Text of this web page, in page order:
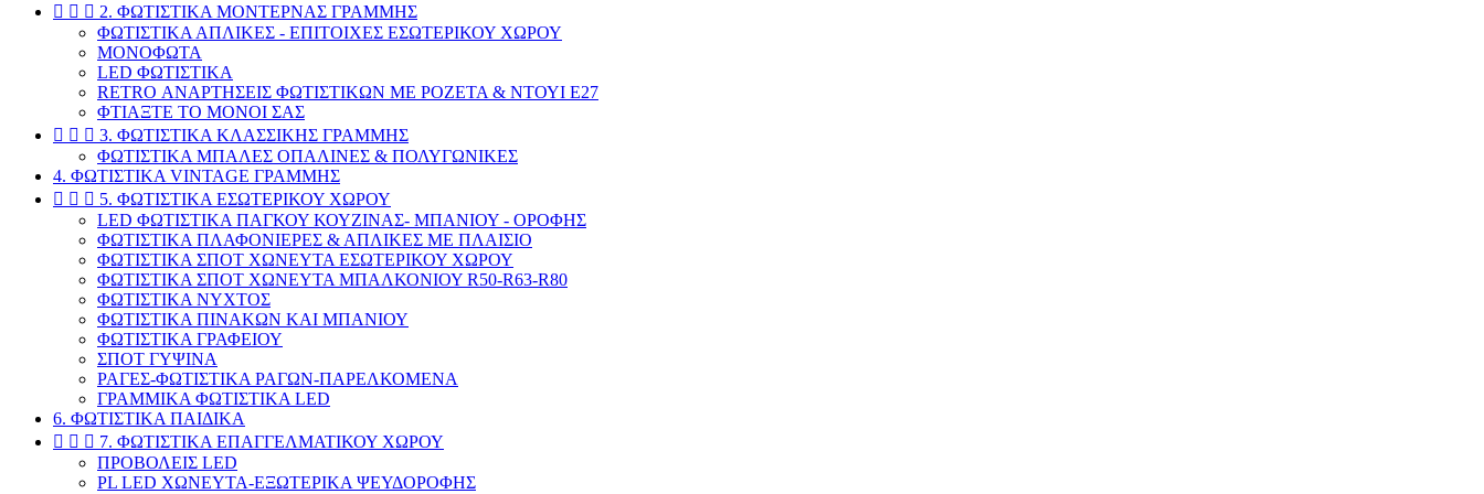
   2. ΦΩΤΙΣΤΙΚΑ ΜΟΝΤΕΡΝΑΣ ΓΡΑΜΜΗΣ
ΦΩΤΙΣΤΙΚΑ ΑΠΛΙΚΕΣ - ΕΠΙΤΟΙΧΕΣ ΕΣΩΤΕΡΙΚΟΥ ΧΩΡΟΥ
ΜΟΝΟΦΩΤΑ
LED ΦΩΤΙΣΤΙΚΑ
RETRO ΑΝΑΡΤΗΣΕΙΣ ΦΩΤΙΣΤΙΚΩΝ ΜΕ ΡΟΖΕΤΑ & ΝΤΟΥΙ Ε27
ΦΤΙΑΞΤΕ ΤΟ ΜΟΝΟΙ ΣΑΣ
   3. ΦΩΤΙΣΤΙΚΑ ΚΛΑΣΣΙΚΗΣ ΓΡΑΜΜΗΣ
ΦΩΤΙΣΤΙΚΑ ΜΠΑΛΕΣ ΟΠΑΛΙΝΕΣ & ΠΟΛΥΓΩΝΙΚΕΣ
4. ΦΩΤΙΣΤΙΚΑ VINTAGE ΓΡΑΜΜΗΣ
   5. ΦΩΤΙΣΤΙΚΑ ΕΣΩΤΕΡΙΚΟΥ ΧΩΡΟΥ
LED ΦΩΤΙΣΤΙΚΑ ΠΑΓΚΟΥ ΚΟΥΖΙΝΑΣ- ΜΠΑΝΙΟΥ - ΟΡΟΦΗΣ
ΦΩΤΙΣΤΙΚΑ ΠΛΑΦΟΝΙΕΡΕΣ & ΑΠΛΙΚΕΣ ΜΕ ΠΛΑΙΣΙΟ
ΦΩΤΙΣΤΙΚΑ ΣΠΟΤ ΧΩΝΕΥΤΑ ΕΣΩΤΕΡΙΚΟΥ ΧΩΡΟΥ
ΦΩΤΙΣΤΙΚΑ ΣΠΟΤ ΧΩΝΕΥΤΑ ΜΠΑΛΚΟΝΙΟΥ R50-R63-R80
ΦΩΤΙΣΤΙΚΑ ΝΥΧΤΟΣ
ΦΩΤΙΣΤΙΚΑ ΠΙΝΑΚΩΝ ΚΑΙ ΜΠΑΝΙΟΥ
ΦΩΤΙΣΤΙΚΑ ΓΡΑΦΕΙΟΥ
ΣΠΟΤ ΓΥΨΙΝΑ
ΡΑΓΕΣ-ΦΩΤΙΣΤΙΚΑ ΡΑΓΩΝ-ΠΑΡΕΛΚΟΜΕΝΑ
ΓΡΑΜΜΙΚΑ ΦΩΤΙΣΤΙΚΑ LED
6. ΦΩΤΙΣΤΙΚΑ ΠΑΙΔΙΚΑ
   7. ΦΩΤΙΣΤΙΚΑ ΕΠΑΓΓΕΛΜΑΤΙΚΟΥ ΧΩΡΟΥ
ΠΡΟΒΟΛΕΙΣ LED
PL LED ΧΩΝΕΥΤΑ-ΕΞΩΤΕΡΙΚΑ ΨΕΥΔΟΡΟΦΗΣ